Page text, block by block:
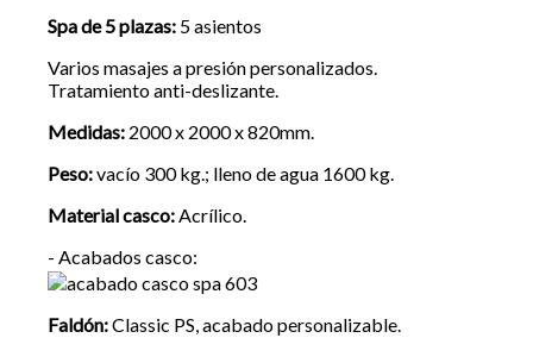
Spa de 5 plazas: 5 asientos
Varios masajes a presión personalizados.
Tratamiento anti-deslizante.
Medidas: 2000 x 2000 x 820mm.
Peso:vacío 300 kg.; lleno de agua 1600 kg.
Material casco:Acrílico.
- Acabados casco:
Faldón:Classic PS, acabado personalizable.